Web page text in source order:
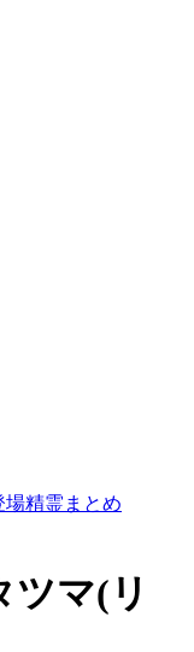
場精霊まとめ
ツマ(リ